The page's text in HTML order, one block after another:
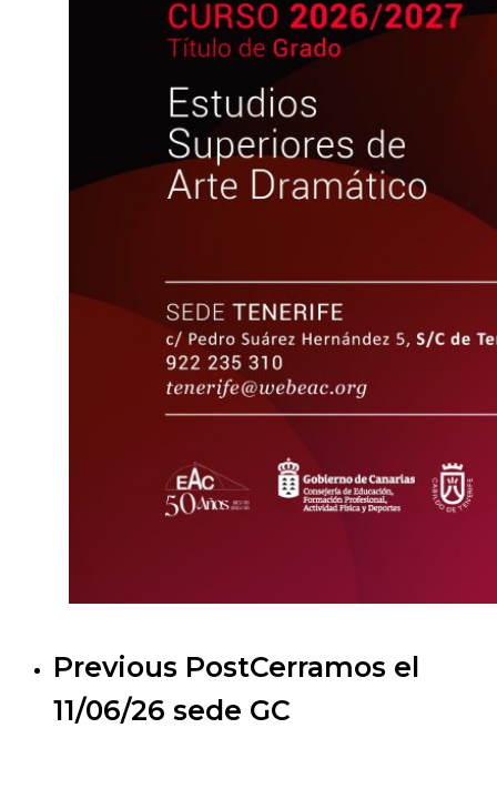
Previous PostCerramos el
11/06/26 sede GC